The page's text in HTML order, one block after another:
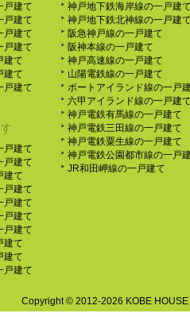
戸建て
戸建て
戸建て
戸建て
建て
建て
戸建て
戸建て
戸建て
建て
戸建て
戸建て
戸建て
戸建て
建て
建て
戸建て
神戸地下鉄海岸線の一戸建
神戸地下鉄北神線の一戸建
阪急神戸線の一戸建て
阪神本線の一戸建て
神戸高速線の一戸建て
山陽電鉄線の一戸建て
ポートアイランド線の一戸
六甲アイランド線の一戸建
神戸電鉄有馬線の一戸建て
神戸電鉄三田線の一戸建て
神戸電鉄粟生線の一戸建て
神戸電鉄公園都市線の一戸
JR和田岬線の一戸建て
Copyright © 2012-2026 KOBE HOUSE